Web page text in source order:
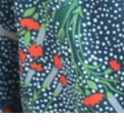
ヘアーサロン
HAIR SALON
アイラッシュ
Eyelash
アイラッシュ